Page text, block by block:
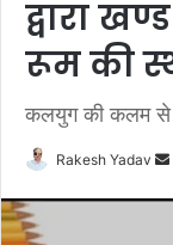
द्वारा
रूम की
कलयुग की कलम से
Rakesh Yadav